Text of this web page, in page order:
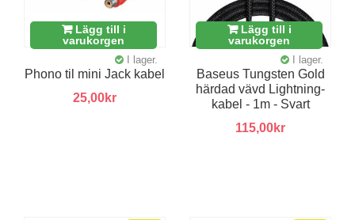
Lägg till i
varukorgen
I lager.
Phono til mini Jack kabel
25,00kr
Lägg till i
varukorgen
I lager.
Baseus Tungsten Gold
härdad vävd Lightning-
kabel - 1m - Svart
115,00kr